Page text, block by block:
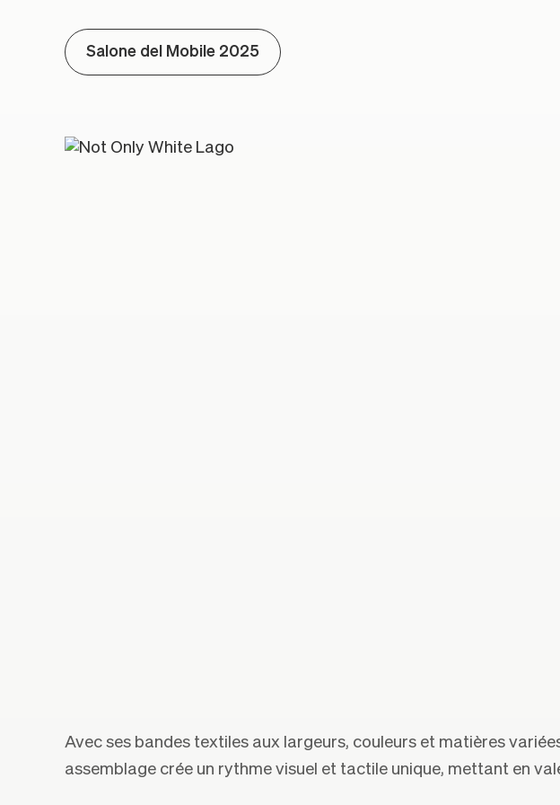
Salone del Mobile 2025
Avec ses bandes textiles aux largeurs, couleurs et matières
assemblage crée un rythme visuel et tactile unique, mettant en